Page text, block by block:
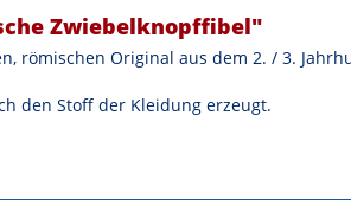
Zwiebelknopffibel"
römischen Original aus dem 2. / 3.
den Stoff der Kleidung erzeugt.